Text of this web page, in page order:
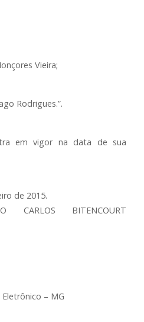
Vieira;
Rodrigues.”.
em vigor na data de sua
de 2015.
CARLOS BITENCOURT
– MG